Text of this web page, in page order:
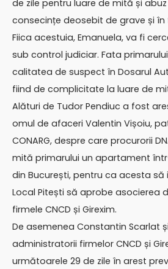
de zile pentru luare de mită și
consecințe deosebit de grave și
Fiica acestuia, Emanuela, va fi
sub control judiciar. Fata
calitatea de suspect în Dosarul
fiind de complicitate la luare de
Alături de Tudor Pendiuc a fost
omul de afaceri Valentin Vișoiu,
CONARG, despre care procurorii
mită primarului un apartament
din București, pentru ca acesta să
Local Pitești să aprobe asocierea
firmele CNCD și Girexim.
De asemenea Constantin Scarlat
administratorii firmelor CNCD și
următoarele 29 de zile în arest